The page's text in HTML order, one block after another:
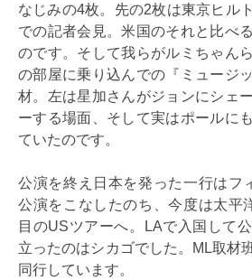
なじみの4枚。先の2枚は東京ヒル
での記者会見。米国のそれと比べ
のです。そして我らがルミちゃん
の部屋に乗り込んでの『ミュージ
材。左は星加さんがジョンにシェ
ーする場面、そして実はポールに
ていたのです。
公演を終え日本を発った一行はフ
公演をこなしたのち、今度は太平
目のUSツアーへ。LAで入国して
立ったのはシカゴでした。ML取材
同行しています。